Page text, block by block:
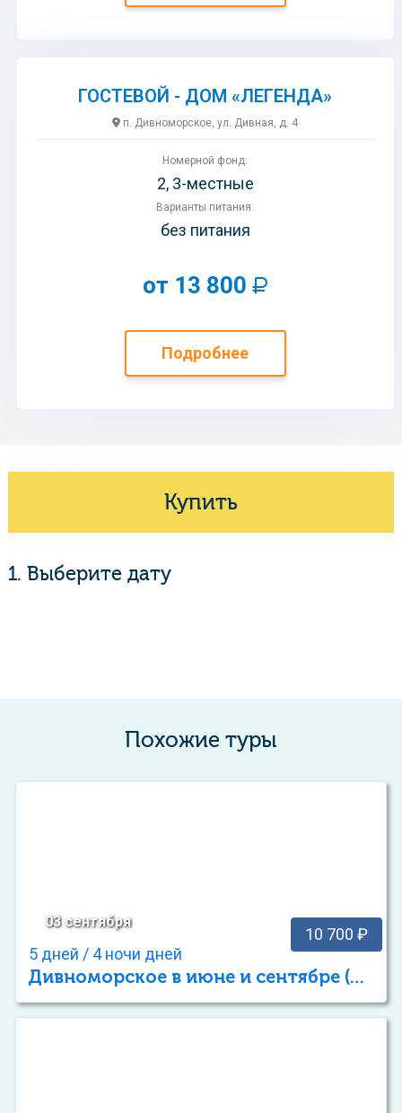
ГОСТЕВОЙ - ДОМ «ЛЕГЕНДА»
п. Дивноморское, ул. Дивная, д. 4
Номерной фонд:
2, 3-местные
Варианты питания:
без питания
от 13 800
Подробнее
Купить
1. Выберите дату
Похожие туры
03 сентября
10 700 ₽
5 дней / 4 ночи дней
Дивноморское в июне и сентябре (тур выходного дня)